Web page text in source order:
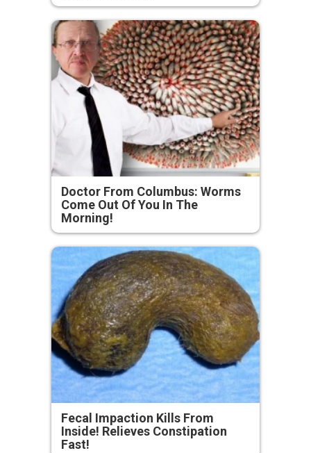
Doctor From Columbus: Worms
Come Out Of You In The
Morning!
Fecal Impaction Kills From
Inside! Relieves Constipation
Fast!